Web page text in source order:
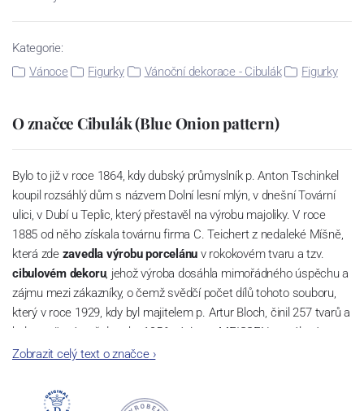
Kategorie:
Vánoce
Figurky Vánoční dekorace - Cibulák Figurky
O značce Cibulák (Blue Onion pattern)
Bylo to již v roce 1864, kdy dubský průmyslník p. Anton Tschinkel
koupil rozsáhlý dům s názvem Dolní lesní mlýn, v dnešní Tovární
ulici, v Dubí u Teplic, který přestavěl na výrobu majoliky. V roce
1885 od něho získala továrnu firma C. Teichert z nedaleké Míšně,
která zde zavedla výrobu porcelánu v rokokovém tvaru a tzv.
cibulovém dekoru, jehož výroba dosáhla mimořádného úspěchu a
zájmu mezi zákazníky, o čemž svědčí počet dílů tohoto souboru,
který v roce 1929, kdy byl majitelem p. Artur Bloch, činil 257 tvarů a
byl označován až do roku 1956 nápisem MEISSEN v oválovém
rámečku.
počet jeho dílů v cibulovém provedení je 850 tvarů. Tyto výrobky
Zobrazit celý text o značce›